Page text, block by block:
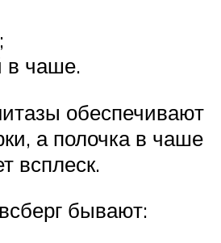
в чаше.
обеспечивают
а полочка в чаше
всплеск.
бывают: